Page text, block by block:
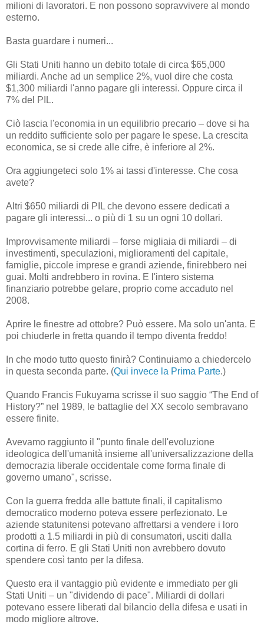
milioni di lavoratori. E non possono sopravvivere al mondo
esterno.
Basta guardare i numeri...
Gli Stati Uniti hanno un debito totale di circa $65,000
miliardi. Anche ad un semplice 2%, vuol dire che costa
$1,300 miliardi l'anno pagare gli interessi. Oppure circa il
7% del PIL.
Ciò lascia l'economia in un equilibrio precario – dove si ha
un reddito sufficiente solo per pagare le spese. La crescita
economica, se si crede alle cifre, è inferiore al 2%.
Ora aggiungeteci solo 1% ai tassi d'interesse. Che cosa
avete?
Altri $650 miliardi di PIL che devono essere dedicati a
pagare gli interessi... o più di 1 su un ogni 10 dollari.
Improvvisamente miliardi – forse migliaia di miliardi – di
investimenti, speculazioni, miglioramenti del capitale,
famiglie, piccole imprese e grandi aziende, finirebbero nei
guai. Molti andrebbero in rovina. E l'intero sistema
finanziario potrebbe gelare, proprio come accaduto nel
2008.
Aprire le finestre ad ottobre? Può essere. Ma solo un'anta. E
poi chiuderle in fretta quando il tempo diventa freddo!
In che modo tutto questo finirà? Continuiamo a chiedercelo
in questa seconda parte. (Qui invece la Prima Parte.)
Quando Francis Fukuyama scrisse il suo saggio “The End of
History?” nel 1989, le battaglie del XX secolo sembravano
essere finite.
Avevamo raggiunto il "punto finale dell'evoluzione
ideologica dell'umanità insieme all'universalizzazione della
democrazia liberale occidentale come forma finale di
governo umano", scrisse.
Con la guerra fredda alle battute finali, il capitalismo
democratico moderno poteva essere perfezionato. Le
aziende statunitensi potevano affrettarsi a vendere i loro
prodotti a 1.5 miliardi in più di consumatori, usciti dalla
cortina di ferro. E gli Stati Uniti non avrebbero dovuto
spendere così tanto per la difesa.
Questo era il vantaggio più evidente e immediato per gli
Stati Uniti – un "dividendo di pace". Miliardi di dollari
potevano essere liberati dal bilancio della difesa e usati in
modo migliore altrove.